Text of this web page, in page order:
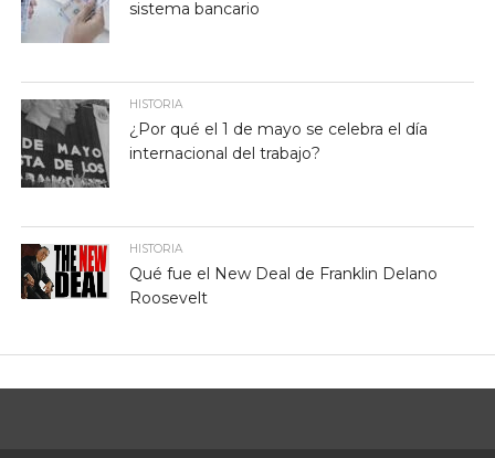
sistema bancario
HISTORIA
¿Por qué el 1 de mayo se celebra el día
internacional del trabajo?
HISTORIA
Qué fue el New Deal de Franklin Delano
Roosevelt